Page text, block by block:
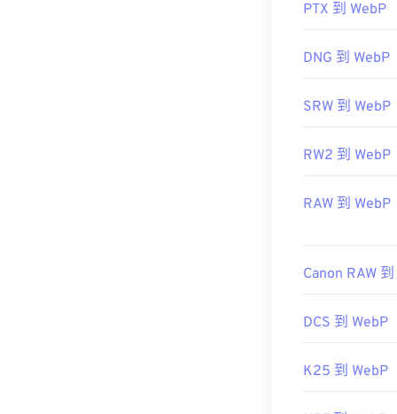
Google 开发
PTX 到 WebP
DNG 到 WebP
SRW 到 WebP
RW2 到 WebP
RAW 到 WebP
Canon RAW
DCS 到 WebP
K25 到 WebP